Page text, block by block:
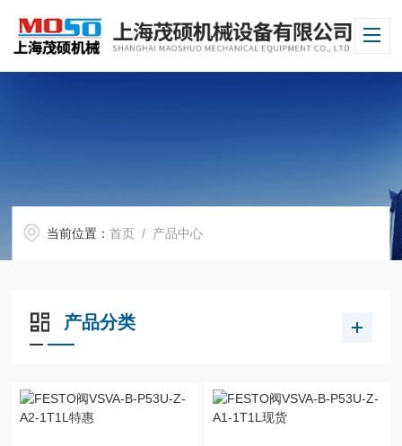
当前位置：首页 / 产品中心
产品分类